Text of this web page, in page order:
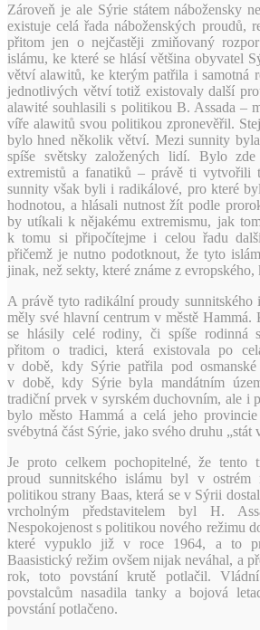
Zároveň je ale Sýrie státem nábožensky
existuje celá řada náboženských proudů,
přitom jen o nejčastěji zmiňovaný
islámu, ke které se hlásí většina obyvatel
větví alawitů, ke kterým patřila i samotná
jednotlivých větví totiž existovaly další
alawité souhlasili s politikou B. Assada –
víře alawitů svou politikou zpronevěřil.
bylo hned několik větví. Mezi sunnity
spíše světsky založených lidí. Bylo
extremistů a fanatiků – právě ti vytvořili
sunnity však byli i radikálové, pro které
hodnotou, a hlásali nutnost žít podle
by utíkali k nějakému extremismu, jak
k tomu si připočítejme i celou řadu
přičemž je nutno podotknout, že tyto
jinak, než sekty, které známe z
A právě tyto radikální proudy sunnitského
měly své hlavní centrum v městě Hammá.
se hlásily celé rodiny, či spíše rodinná
přitom o tradici, která existovala po
v době, kdy Sýrie patřila pod
v době, kdy Sýrie byla mandátním
tradiční prvek v syrském duchovním, ale i
bylo město Hammá a celá jeho
svébytná část Sýrie, jako svého druhu „stát
Je proto celkem pochopitelné, že tento
proud sunnitského islámu byl v ostrém
politikou strany Baas, která se v Sýrii
vrcholným představitelem byl H.
Nespokojenost s politikou nového režimu
které vypuklo již v roce 1964, a to
Baasistický režim ovšem nijak neváhal, a
rok, toto povstání krutě potlačil.
povstalcům nasadila tanky a bojová
povstání potlačeno.